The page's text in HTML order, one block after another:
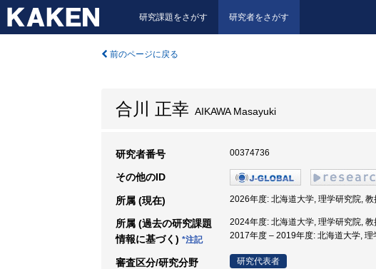
研究課題をさがす 研究者をさがす
前のページに戻る
合川 正幸 AIKAWA Masayuki
研究者番号 00374736
その他のID
所属 (現在) 2026年度: 北海道大学, 理学研究院, 教
所属 (過去の研究課題
情報に基づく) *注記
2024年度: 北海道大学, 理学研究院, 教
2017年度 – 2019年度: 北海道大学, 理
審査区分/研究分野
研究代表者